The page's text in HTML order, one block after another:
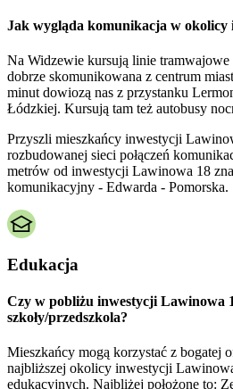
Jak wygląda komunikacja w okolicy
Na Widzewie kursują linie
dobrze skomunikowana z centrum
minut dowiozą nas z przystanku
Łódzkiej. Kursują tam też autobusy
Przyszli mieszkańcy inwestycji
rozbudowanej sieci połączeń
metrów od inwestycji Lawinowa 18
komunikacyjny - Edwarda - Pomorska.
Edukacja
Czy w pobliżu inwestycji Lawinowa
szkoły/przedszkola?
Mieszkańcy mogą korzystać z bogatej
najbliższej okolicy inwestycji
edukacyjnych. Najbliżej położone to: